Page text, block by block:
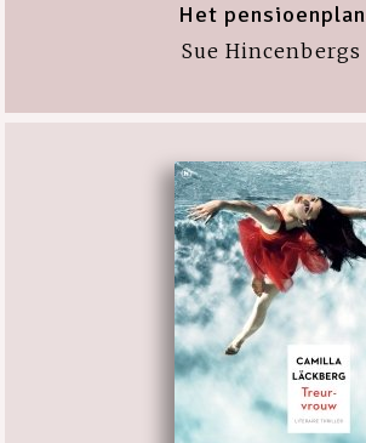
Het pensioenplan
Sue Hincenbergs